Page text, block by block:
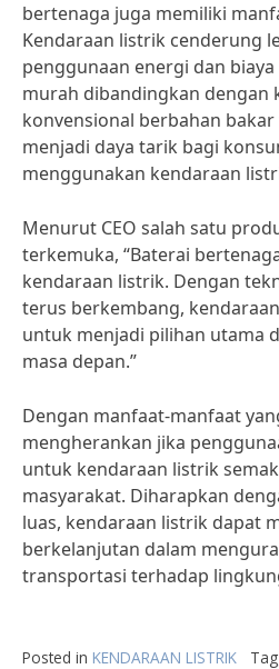
bertenaga juga memiliki
Kendaraan listrik cenderung
penggunaan energi dan
murah dibandingkan dengan
konvensional berbahan
menjadi daya tarik bagi
menggunakan kendaraan
Menurut CEO salah satu
terkemuka, “Baterai
kendaraan listrik. Dengan
terus berkembang,
untuk menjadi pilihan utama
masa depan.”
Dengan manfaat-manfaat
mengherankan jika
untuk kendaraan listrik
masyarakat. Diharapkan
luas, kendaraan listrik dapat
berkelanjutan dalam
transportasi terhadap
Posted in KENDARAAN LISTRIK